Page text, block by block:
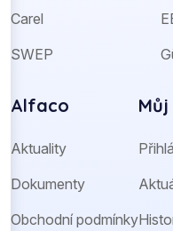
Carel
SWEP
Alfaco
Aktuality
Dokumenty
Obchodní podmínky